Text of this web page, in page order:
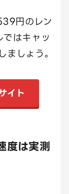
円のレン
ではキャッ
ましょう。
イト
度は実測